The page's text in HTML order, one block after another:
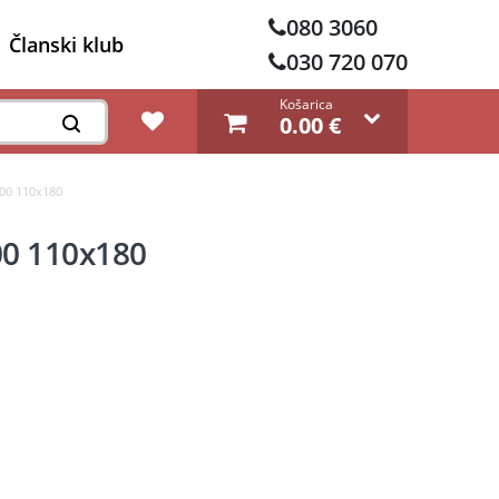
Članski klub
080 3060
030 720 070
Košarica
0.00€
110x180
110x180